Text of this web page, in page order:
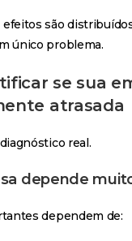
são
único problema.
se sua
atrasada
real.
depende
dependem de: